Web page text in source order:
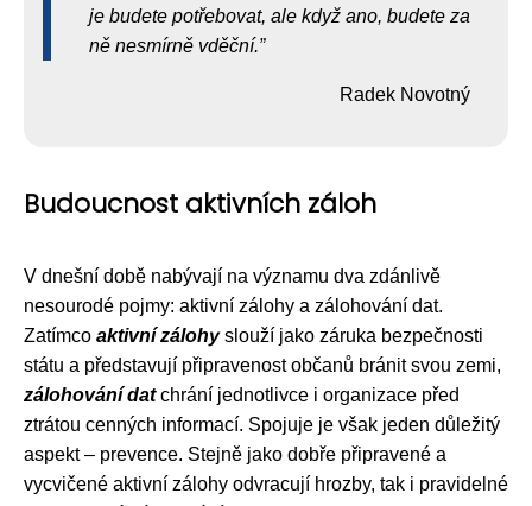
je budete potřebovat, ale když ano, budete za
ně nesmírně vděční.
Radek Novotný
Budoucnost aktivních záloh
V dnešní době nabývají na významu dva zdánlivě
nesourodé pojmy: aktivní zálohy a zálohování dat.
Zatímco aktivní zálohyslouží jako záruka bezpečnosti
státu a představují připravenost občanů bránit svou zemi,
zálohování datchrání jednotlivce i organizace před
ztrátou cenných informací. Spojuje je však jeden důležitý
aspekt – prevence. Stejně jako dobře připravené a
vycvičené aktivní zálohy odvracují hrozby, tak i pravidelné